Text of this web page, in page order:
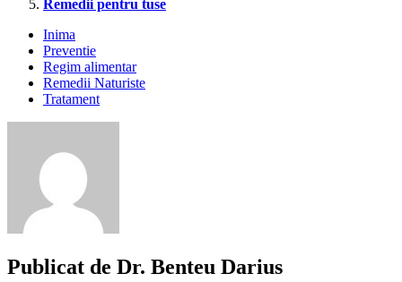
Remedii pentru tuse
Inima
Preventie
Regim alimentar
Remedii Naturiste
Tratament
si
palpitatiile
paducel
pentru
crescut
puls
Publicat de Dr. Benteu Darius